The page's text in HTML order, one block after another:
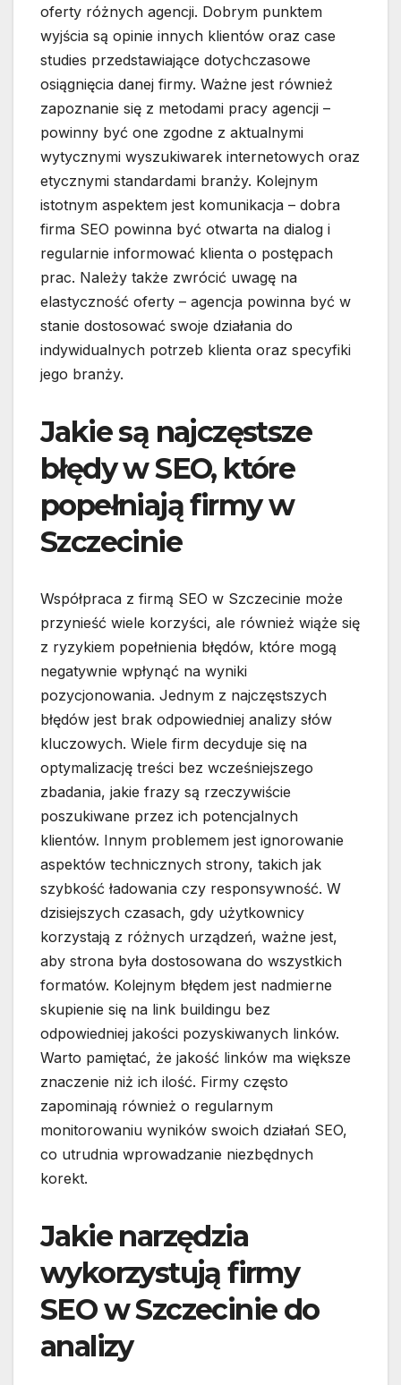
oferty różnych agencji. Dobrym punktem
wyjścia są opinie innych klientów oraz case
studies przedstawiające dotychczasowe
osiągnięcia danej firmy. Ważne jest również
zapoznanie się z metodami pracy agencji –
powinny być one zgodne z aktualnymi
wytycznymi wyszukiwarek internetowych oraz
etycznymi standardami branży. Kolejnym
istotnym aspektem jest komunikacja – dobra
firma SEO powinna być otwarta na dialog i
regularnie informować klienta o postępach
prac. Należy także zwrócić uwagę na
elastyczność oferty – agencja powinna być w
stanie dostosować swoje działania do
indywidualnych potrzeb klienta oraz specyfiki
jego branży.
Jakie są najczęstsze
błędy w SEO, które
popełniają firmy w
Szczecinie
Współpraca z firmą SEO w Szczecinie może
przynieść wiele korzyści, ale również wiąże się
z ryzykiem popełnienia błędów, które mogą
negatywnie wpłynąć na wyniki
pozycjonowania. Jednym z najczęstszych
błędów jest brak odpowiedniej analizy słów
kluczowych. Wiele firm decyduje się na
optymalizację treści bez wcześniejszego
zbadania, jakie frazy są rzeczywiście
poszukiwane przez ich potencjalnych
klientów. Innym problemem jest ignorowanie
aspektów technicznych strony, takich jak
szybkość ładowania czy responsywność. W
dzisiejszych czasach, gdy użytkownicy
korzystają z różnych urządzeń, ważne jest,
aby strona była dostosowana do wszystkich
formatów. Kolejnym błędem jest nadmierne
skupienie się na link buildingu bez
odpowiedniej jakości pozyskiwanych linków.
Warto pamiętać, że jakość linków ma większe
znaczenie niż ich ilość. Firmy często
zapominają również o regularnym
monitorowaniu wyników swoich działań SEO,
co utrudnia wprowadzanie niezbędnych
korekt.
Jakie narzędzia
wykorzystują firmy
SEO w Szczecinie do
analizy